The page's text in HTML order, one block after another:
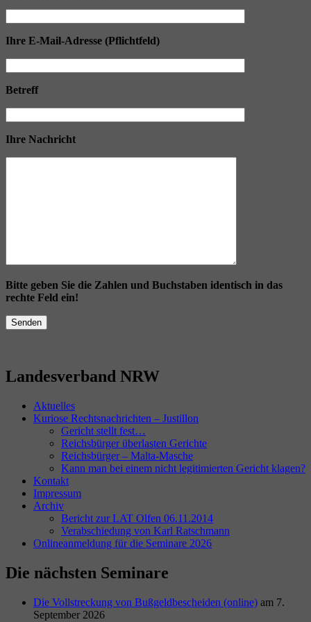
Ihre E-Mail-Adresse (Pflichtfeld)
Betreff
Ihre Nachricht
Bitte geben Sie die Zahlen und Buchstaben identisch in das
rechte Feld ein!
Landesverband NRW
Aktuelles
Kuriose Rechtsnachrichten – Justillon
Gericht stellt fest…
Reichsbürger überlasten Gerichte
Reichsbürger – Malta-Masche
Kann man bei einem nicht legitimierten Gericht klagen?
Kontakt
Impressum
Archiv
Bericht zur LAT Olfen 06.11.2014
Verabschiedung von Karl Ratschmann
Onlineanmeldung für die Seminare 2026
Die nächsten Seminare
Die Vollstreckung von Bußgeldbescheiden (online) am 7.
September 2026